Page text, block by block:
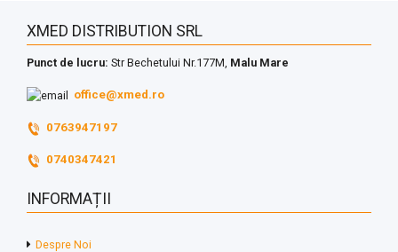
XMED DISTRIBUTION SRL
Punct de lucru: Str Bechetului Nr.177M, Malu Mare
office@xmed.ro
0763947197
0740347421
INFORMAȚII
Despre Noi